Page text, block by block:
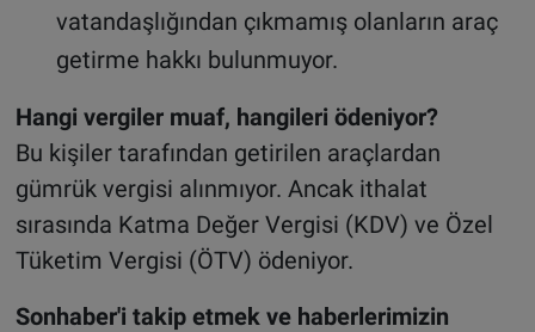
vatandaşlığından çıkmamış olanların araç
getirme hakkı bulunmuyor.
Hangi vergiler muaf, hangileri ödeniyor?
Bu kişiler tarafından getirilen araçlardan
gümrük vergisi alınmıyor. Ancak ithalat
sırasında Katma Değer Vergisi (KDV) ve Özel
Tüketim Vergisi (ÖTV) ödeniyor.
Sonhaber'i takip etmek ve haberlerimizin